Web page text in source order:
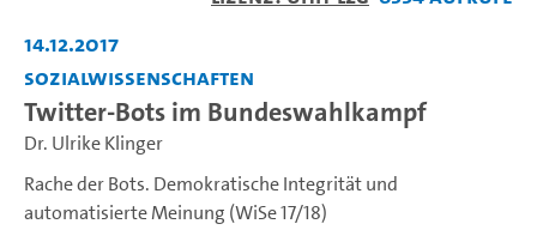
14.12.2017
Sozialwissenschaften
Twitter-Bots im Bundeswahlkampf
Dr. Ulrike Klinger
Rache der Bots. Demokratische Integrität und
automatisierte Meinung (WiSe 17/18)